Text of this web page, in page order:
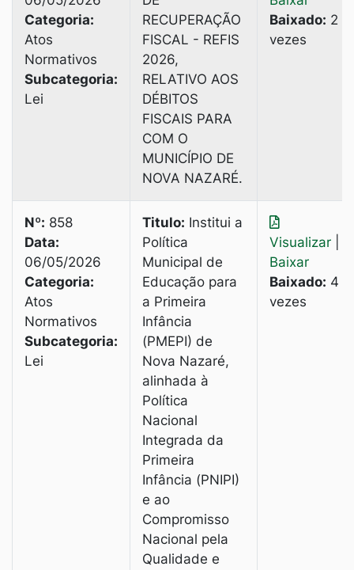
Categoria:
Atos
Normativos
Subcategoria:
Lei
RECUPERAÇÃO
FISCAL - REFIS
2026,
RELATIVO AOS
DÉBITOS
FISCAIS PARA
COM O
MUNICÍPIO DE
NOVA NAZARÉ.
Baixado: 2
vezes
Nº: 858
Data:
06/05/2026
Categoria:
Atos
Normativos
Subcategoria:
Lei
Titulo: Institui a
Política
Municipal de
Educação para
a Primeira
Infância
(PMEPI) de
Nova Nazaré,
alinhada à
Política
Nacional
Integrada da
Primeira
Infância (PNIPI)
e ao
Compromisso
Nacional pela
Qualidade e
Visualizar
Baixar
Baixado: 4
vezes